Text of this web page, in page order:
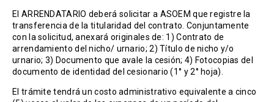
El ARRENDATARIO deberá solicitar a ASOEM que registre la
transferencia de la titularidad del contrato. Conjuntamente
con la solicitud, anexará originales de: 1) Contrato de
arrendamiento del nicho/ urnario; 2) Título de nicho y/o
urnario; 3) Documento que avale la cesión; 4) Fotocopias del
documento de identidad del cesionario (1° y 2° hoja).
El trámite tendrá un costo administrativo equivalente a cinco